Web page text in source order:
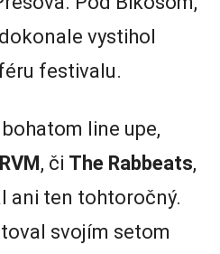
vystihol
festivalu.
line upe,
, či The Rabbeats,
ani ten tohtoročný.
svojím setom